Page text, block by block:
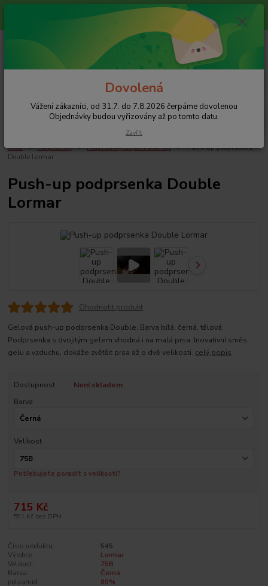
Vážení zákazníci, od 31.7. do 7.8.2026 čerpáme dovolenou
Objednávky budou vyřizovány až po tomto datu.
+420 608 754 282
pište email, pokud nezvedám tel.
Úvod Podprsenky Podprsenky Super Push-up
Push-up podprsenka
Double Lormar
Push-up podprsenka Double
Lormar
Ohodnotit produkt
Gelová push-up podprsenka Double, Barva bílá, černá, tělová.
Podprsenka s dvojitým gelem vhodná i na malá prsa. Inovativní směs
gelu a vzduchu, dokáže zvětšit prsa až o dvě velikosti. celý popis
Dostupnost
Není skladem
Barva
Velikost
Potřebujete poradit s velikostí?
715 Kč
591 Kč bez DPH
Číslo produktu:
545
Výrobce:
Lormar
Velikost:
75B
Barva:
Černá
polyamid:
80%
Dovolená
Vážení zákazníci, od 31.7. do 7.8.2026 čerpáme dovolenou
Objednávky budou vyřizovány až po tomto datu.
Zavřít